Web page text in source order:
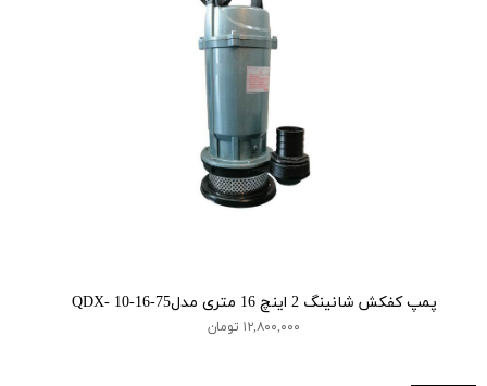
پمپ کفکش شانینگ 2 اینچ 16 متری مدلQDX- 10-16-75
۱۲,۸۰۰,۰۰۰ تومان